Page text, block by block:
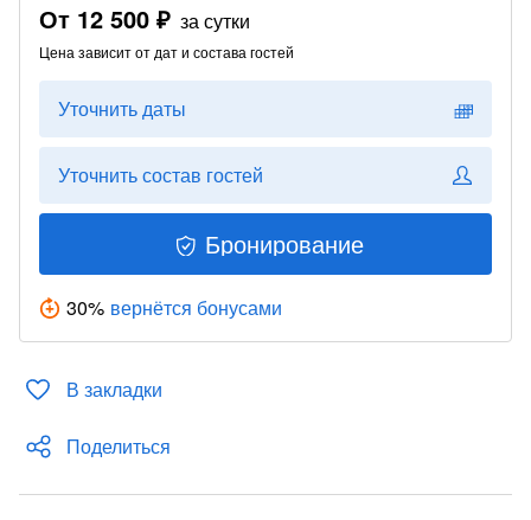
От 12 500 ₽ за сутки
Цена зависит от дат и состава гостей
Уточнить даты
Уточнить состав гостей
Бронирование
30% вернётся бонусами
В закладки
Поделиться